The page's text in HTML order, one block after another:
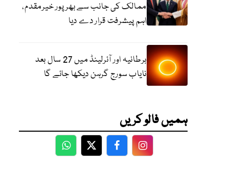
ممالک کی جانب سے بھرپور خیرمقدم،
اہم پیشرفت قرار دے دیا
برطانیہ اور آئرلینڈ میں 27 سال بعد
نایاب سورج گرہن دیکھا جائے گا
ہمیں فالو کریں
WhatsApp
TwitterFacebookFacebook